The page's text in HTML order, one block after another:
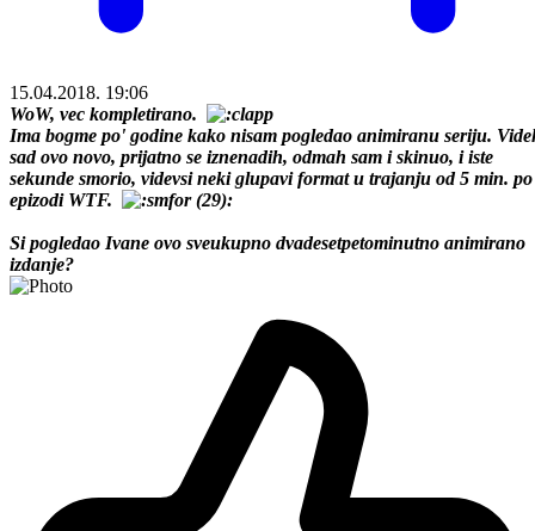
15.04.2018. 19:06
WoW, vec kompletirano.
Ima bogme po' godine kako nisam pogledao animiranu seriju.
sad ovo novo, prijatno se iznenadih, odmah sam i skinuo, i iste
sekunde smorio, videvsi neki glupavi format u trajanju od 5 min. po
epizodi WTF.
Si pogledao Ivane ovo sveukupno dvadesetpetominutno animirano
izdanje?